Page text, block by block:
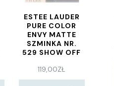
ESTEE LAUDER
PURE COLOR
ENVY MATTE
SZMINKA NR.
529 SHOW OFF
119,00ZŁ